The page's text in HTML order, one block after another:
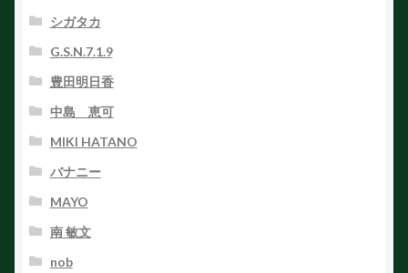
シガタカ
G.S.N.7.1.9
豊田明日香
中島 恵可
MIKI HATANO
バナニー
MAYO
南 敏文
nob